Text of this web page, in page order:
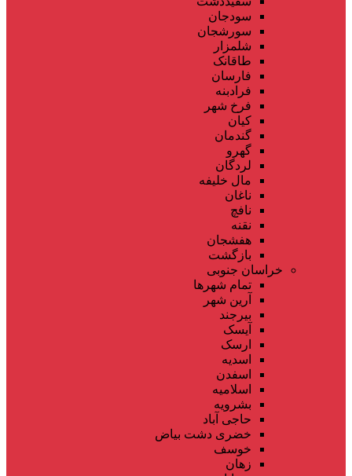
سودجان
سورشجان
شلمزار
طاقانک
فارسان
فرادبنه
فرخ شهر
کیان
گندمان
گهرو
لردگان
مال خلیفه
ناغان
نافچ
نقنه
هفشجان
بازگشت
خراسان جنوبی
تمام شهر‌ها
آرین شهر
بیرجند
آیسک
ارسک
اسدیه
اسفدن
اسلامیه
بشرویه
حاجی آباد
خضری دشت بیاض
خوسف
زهان